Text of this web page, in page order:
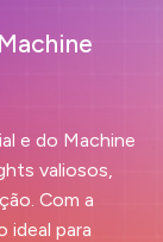
e do Machine
valiosos,
Com a
ideal para